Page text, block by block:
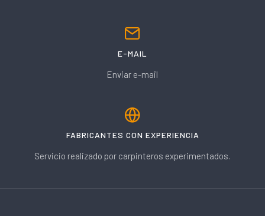
E-MAIL
Enviar e-mail
FABRICANTES CON EXPERIENCIA
Servicio realizado por carpinteros experimentados.